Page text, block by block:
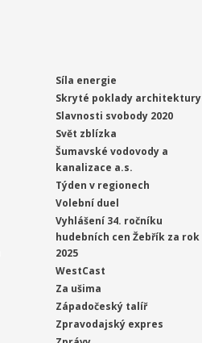
Síla energie
Skryté poklady architektury
Slavnosti svobody 2020
Svět zblízka
Šumavské vodovody a
kanalizace a.s.
Týden v regionech
Volební duel
Vyhlášení 34. ročníku
hudebních cen Žebřík za rok
2025
WestCast
Za ušima
Západočeský talíř
Zpravodajský expres